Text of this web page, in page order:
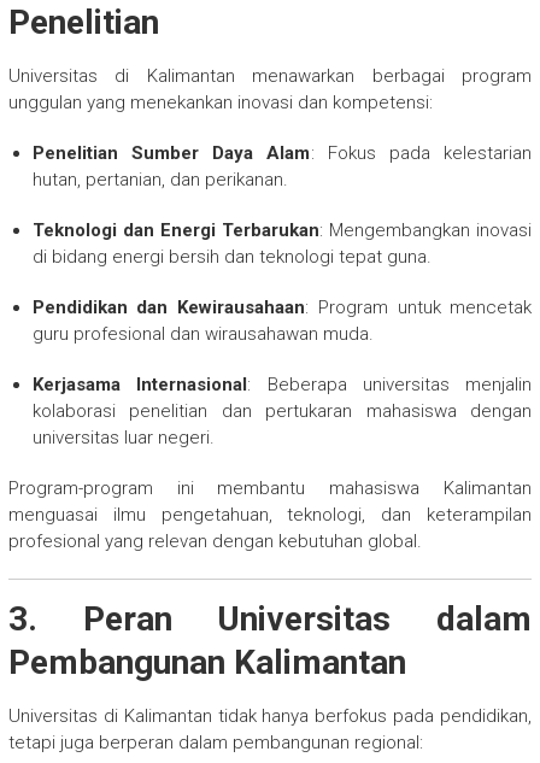
Penelitian
Universitas di Kalimantan menawarkan berbagai program
unggulan yang menekankan inovasi dan kompetensi:
Penelitian Sumber Daya Alam: Fokus pada kelestarian
hutan, pertanian, dan perikanan.
Teknologi dan Energi Terbarukan: Mengembangkan inovasi
di bidang energi bersih dan teknologi tepat guna.
Pendidikan dan Kewirausahaan: Program untuk mencetak
guru profesional dan wirausahawan muda.
Kerjasama Internasional: Beberapa universitas menjalin
kolaborasi penelitian dan pertukaran mahasiswa dengan
universitas luar negeri.
Program-program ini membantu mahasiswa Kalimantan
menguasai ilmu pengetahuan, teknologi, dan keterampilan
profesional yang relevan dengan kebutuhan global.
3. Peran Universitas dalam
Pembangunan Kalimantan
Universitas di Kalimantan tidak hanya berfokus pada pendidikan,
tetapi juga berperan dalam pembangunan regional: